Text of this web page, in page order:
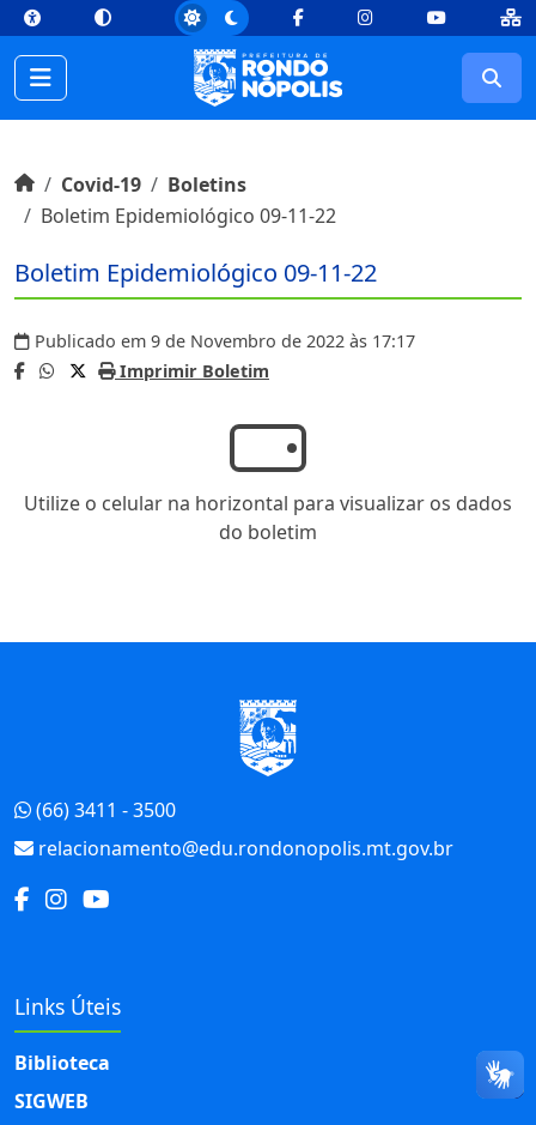
topConteúdo [1] Menu Principal [2] Busca [3] Rodapé [4]
FacebookInstagramYoutube
Início do conteúdo
InícioCovid-19
Boletins
Boletim Epidemiológico 09-11-22
Boletim Epidemiológico 09-11-22
Publicado em 9 de Novembro de 2022 às 17:17
Imprimir Boletim
Utilize o celular na horizontal para visualizar os dados
do boletim
(66) 3411 - 3500
relacionamento@edu.rondonopolis.mt.gov.br
Links Úteis
Biblioteca
SIGWEB